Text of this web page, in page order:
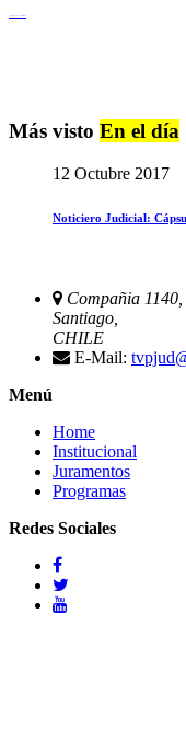
Más visto En el día
12 Octubre 2017
Noticiero Judicial:
Compañia 1140,
Santiago,
CHILE
E-Mail:
Menú
Home
Institucional
Juramentos
Programas
Redes Sociales